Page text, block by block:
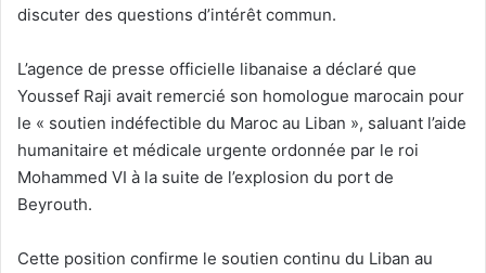
discuter des questions d’intérêt commun.
L’agence de presse officielle libanaise a déclaré que
Youssef Raji avait remercié son homologue marocain pour
le « soutien indéfectible du Maroc au Liban », saluant l’aide
humanitaire et médicale urgente ordonnée par le roi
Mohammed VI à la suite de l’explosion du port de
Beyrouth.
Cette position confirme le soutien continu du Liban au